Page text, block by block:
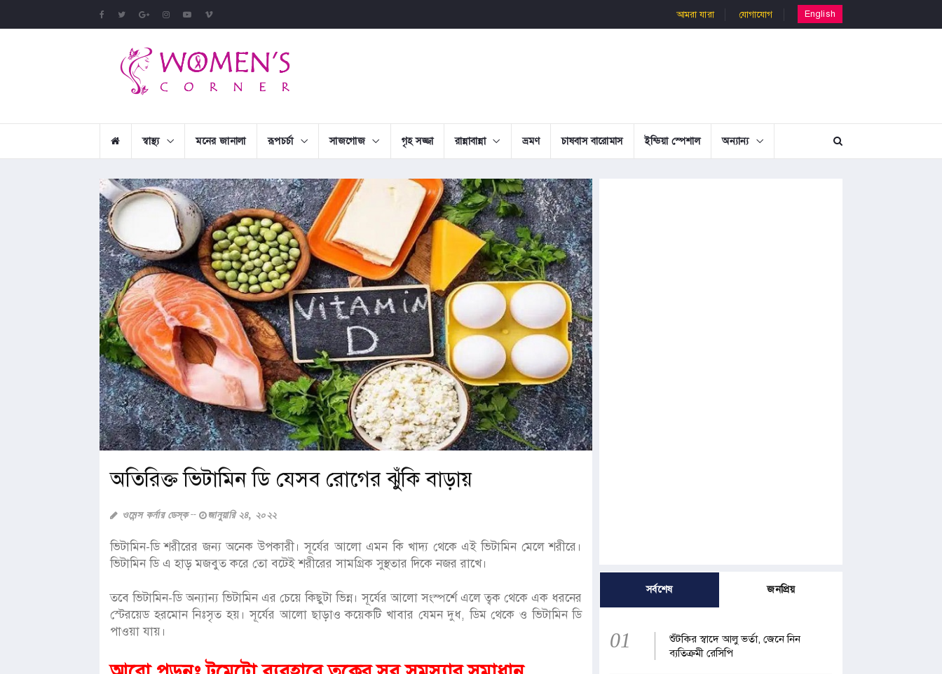
আমরা যারা যোগাযোগ English
স্বাস্থ্য মনের জানালা রূপচর্চা সাজগোজ গৃহ সজ্জা রান্নাবান্না ভ্রমণ চাষবাস বারোমাস ইন্ডিয়া স্পেশাল অন্যান্য
অতিরিক্ত ভিটামিন ডি যেসব রোগের ঝুঁকি বাড়ায়
ওমেন্স কর্নার ডেস্ক জানুয়ারি ২৪, ২০২২
ভিটামিন-ডি শরীরের জন্য অনেক উপকারী। সূর্যের আলো এমন কি খাদ্য থেকে এই ভিটামিন মেলে শরীরে।
ভিটামিন ডি এ হাড় মজবুত করে তো বটেই শরীরের সামগ্রিক সুস্থতার দিকে নজর রাখে।
তবে ভিটামিন-ডি অন্যান্য ভিটামিন এর চেয়ে কিছুটা ভিন্ন। সূর্যের আলো সংস্পর্শে এলে ত্বক থেকে এক ধরনের
স্টেরয়েড হরমোন নিঃসৃত হয়। সূর্যের আলো ছাড়াও কয়েকটি খাবার যেমন দুধ, ডিম থেকে ও ভিটামিন ডি
পাওয়া যায়।
সর্বশেষ জনপ্রিয়
01
শুঁটকির স্বাদে আলু ভর্তা, জেনে নিন
ব্যতিক্রমী রেসিপি